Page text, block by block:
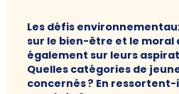
Les défis
sur le bien-être et le moral
également sur leurs
Quelles catégories de
concernés ? En